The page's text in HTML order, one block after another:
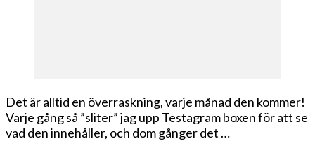
Det är alltid en överraskning, varje månad den kommer!
Varje gång så ”sliter” jag upp Testagram boxen för att se
vad den innehåller, och dom gånger det …